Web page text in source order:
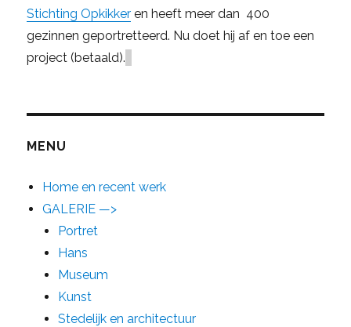
Stichting Opkikker en heeft meer dan 400
gezinnen geportretteerd. Nu doet hij af en toe een
project (betaald).
MENU
Home en recent werk
GALERIE —>
Portret
Hans
Museum
Kunst
Stedelijk en architectuur